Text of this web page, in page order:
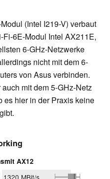
(Intel I219-V) verbaut
6E-Modul Intel AX211E,
6-GHz-Netzwerke
nicht mit dem 6-
von Asus verbinden.
mit dem 5-GHz-Netz
es hier in der Praxis keine
AX12